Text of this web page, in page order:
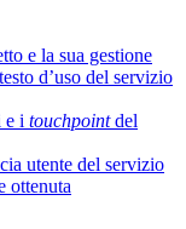
e la sua gestione
d’uso del servizio
e i touchpointdel
utente del servizio
ottenuta